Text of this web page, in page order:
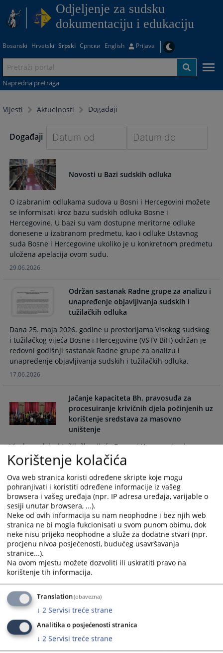
Odjeljenje za sudsku
dokumentaciju i edukaciju
Bosanski Hrvatski Srpski Српски English Prijava
Napredna pretraga
Vijesti Aktuelnosti Događaji
Događaji
forward
to
interact
with
the
calendar
and
select
a
question
mark
to
get
the
keyboard
for
changing
dates.
to
with
the
calendar
and
select
question
mark
to
get
the
keyboard
for
changing
dates.
Novosti u Bazi sudskih odluka
O izabranim odlukama sudova u Bosni i Hercegovini možete
se informisati kroz bazu sudskih odluka Bosne i
Hercegovine. U bazi su vam dostupne meritorne odluke
donesene u izabranom predmetu, kao i odluke Ustavnog
suda Bosne i Hercegovine ukoliko je u konkretnom predmetu
uložena apelacija ovom sudu.
29.06.2026.
Održan sastanak Radne grupe za analizu i
unapređenje objavljivanja sudskih i
tužilačkih odluka
Dana 25. maja 2026. godine u prostorijama Visokog sudskog
i tužilačkog vijeća Bosne i Hercegovine (VSTV BiH) održan je
redovni godišnji sastanak Radne grupe za analizu i
unapređenje objavljivanja sudskih i tužilačkih odluka.
17.06.2026.
Jačanje kapaciteta Bh. pravosuđa za
procesuiranje krivičnih djela počinjenih uz
korištenje sredstava za masovno
uništenje
Visoko sudsko i tužilačko vijeće Bosne i Hercegovine je
početkom 2025. godine inicirao kroz EU CBRN CoE Inicijativu
provedbu Pilot projekta “Jačanje kapaciteta za vođenje
istraga, procesuiranje i presuđivanje krivičnih djela u vezi sa
hemijskim, biološkim, radiološkim i nuklearnim oružjem za
masovno uništenje”.
25.03.2026.
Održan pripremni sastanak Panela za
ujednačavanje sudske prakse za 2026.
U prostorijama Visokog sudskog i tužilačkog vijeća Bosne i
Hercegovine održan treći po redu pripremni sastanak Panela
za ujednačavanje sudske prakse.
25.02.2026.
V Edukacija „Stegovni postupak i praksa“
Korištenje kolačića
Ova web stranica koristi određene skripte koje mogu
pohranjivati i koristiti određene informacije iz vašeg
browsera i vašeg uređaja (npr. IP adresa uređaja, varijable o
sesiji unutar browsera, ...).
Neke od ovih informacija su nam neophodne i bez njih web
stranica ne bi mogla fukcionisati u svom punom obimu, dok
neke nisu prijeko neophodne a služe za dodatne stvari (npr.
procjenu nivoa posjećenosti, budućeg usavršavanja
stranice...).
Na ovom mjestu možete dozvoliti ili uskratiti pravo na
korištenje tih informacija.
Translation(obavezna)
↓ 2 Servisi treće strane
Analitika o posjećenosti stranica
↓ 2 Servisi treće strane